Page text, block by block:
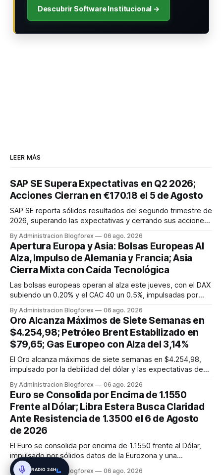
Descubrir Software Institucional →
LEER MÁS
SAP SE Supera Expectativas en Q2 2026;
Acciones Cierran en €170.18 el 5 de Agosto
SAP SE reporta sólidos resultados del segundo trimestre de
2026, superando las expectativas y cerrando sus acciones
optimismo en el mercado europeo, con el EURO STOXX 50
en 6,486.7.
By Administracion Blogforex 06 ago. 2026
Apertura Europa y Asia: Bolsas Europeas Al
Alza, Impulso de Alemania y Francia; Asia
Cierra Mixta con Caída Tecnológica
Las bolsas europeas operan al alza este jueves, con el DAX
subiendo un 0.20% y el CAC 40 un 0.5%, impulsadas por
la actividad en la Eurozona. Asia cierra mixta; el Nikkei 225 y
el Hang Seng caen por la debilidad tecnológica, mientras
que...
By Administracion Blogforex 06 ago. 2026
Oro Alcanza Máximos de Siete Semanas en
$4.254,98; Petróleo Brent Estabilizado en
$79,65; Gas Europeo con Alza del 3,14%
El Oro alcanza máximos de siete semanas en $4.254,98,
impulsado por la debilidad del dólar y las expectativas de
WTI en $75,78, afectados por el acuerdo en Ormuz. El Gas
Natural europeo (TTF) sube un 3,14% a 54,05 EUR/MWh.
By Administracion Blogforex 06 ago. 2026
Euro se Consolida por Encima de 1.1550
Frente al Dólar; Libra Estera Busca Claridad
Ante Resistencia de 1.3500 el 6 de Agosto
de 2026
El Euro se consolida por encima de 1.1550 frente al Dólar,
impulsado por sólidos datos de la Eurozona y una
perspectiva alcista en los indicadores técnicos. El EUR/USD
By Administracion Blogforex 06 ago. 2026
RADIO 24H